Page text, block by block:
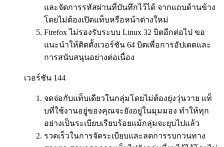
และจัดการรหัสผ่านที่บันทึกไว้ได้ จากแถบด้านข้าง
โดยไม่ต้องเปิดแท็บหรือหน้าต่างใหม่
Firefox ไม่รองรับระบบ Linux 32 บิตอีกต่อไป ขอ
แนะนำให้ติดตั้งเวอร์ชัน 64 บิตเพื่อการอัปเดตและ
การสนับสนุนอย่างต่อเนื่อง
เวอร์ชัน 144
จดจ่อกับแท็บเดียวในกลุ่มโดยไม่ต้องยุ่งวุ่นวาย แท็
บที่ใช้งานอยู่ของคุณจะยังอยู่ในมุมมอง ทำให้ทุก
อย่างเป็นระเบียบเรียบร้อยแม้กลุ่มจะยุบไปแล้ว
รวดเร็วในการจัดระเบียบและลดการรบกวนทาง